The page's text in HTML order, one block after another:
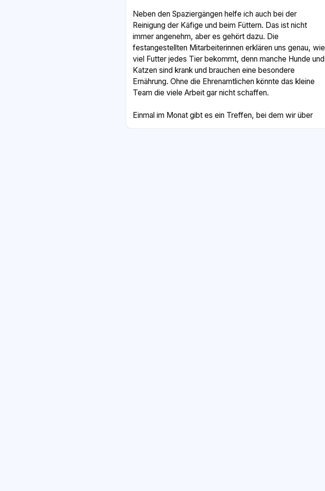
Neben den Spaziergängen helfe ich auch bei der
Reinigung der Käfige und beim Füttern. Das ist nicht
immer angenehm, aber es gehört dazu. Die
festangestellten Mitarbeiterinnen erklären uns genau, wie
viel Futter jedes Tier bekommt, denn manche Hunde und
Katzen sind krank und brauchen eine besondere
Ernährung. Ohne die Ehrenamtlichen könnte das kleine
Team die viele Arbeit gar nicht schaffen.
Einmal im Monat gibt es ein Treffen, bei dem wir über